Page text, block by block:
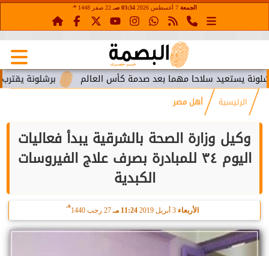
الجمعة 7 أغسطس 2026 03:34 صـ 22 صفر 1448 هـ
برشلونة يقترب من سلاحا مهما بعد صدمة كأس العالم
الرئيسية أهل مصر
وكيل وزارة الصحة بالشرقية يبدأ فعاليات
اليوم ٣٤ للمبادرة بصرف علاج الفيروسات
الكبدية
الأربعاء 3 أبريل 2019 11:24 مـ 27 رجب 1440
هـ